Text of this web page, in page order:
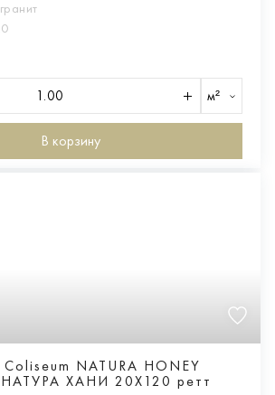
м²
В корзину
NATURA HONEY
ХАНИ 20Х120 ретт